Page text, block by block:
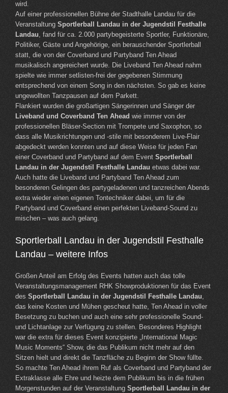
wird.
Auf einer professionellen Bühne der Stadthalle Landau für die
Veranstaltung Sportlerball Landau in der Jugendstil Festhalle
Landau , fand für ca. 2.000 partybegeisterte Sportler, Funktionäre,
Politiker, Gäste und Angehörige, ein berauschender Sportlerball
statt, die von der Coverband und Partyband Ten Ahead
musikalisch angereichert wurde. Die Liveband Ten Ahead nahm
spielte wie immer setlisten-frei der gegebenen Stimmung
entsprechend von einem Song in den nächsten. So gab es keine
ungewollten Tanzpausen auf dem Parkett.
Flankiert wurden die großartigen Sängerinnen und Sänger der
Liveband und Coverband Ten Ahead wie immer von der
professionellen Bläser-Section mit Trompete und Saxophon, so
dass alle Musikrichtungen und -stile mit besonderem Live-Flair
abgedeckt werden konnten und auf diese Weise für jeden Fan
einer Coverband und Partyband auf dem Event Sportlerball
Landau in der Jugendstil Festhalle Landau etwas dabei war.
Auch hatte die Liveband und Partyband Ten Ahead zum
besonderen Gelingen des partygeladenen und tanzreichen Abends
extra wieder einen eigenen Tontechniker dabei, um für die
Partyband und Coverband einen perfekten Liveband-Sound zu
mischen – was auch gelang.
Sportlerball Landau in der Jugendstil Festhalle
Landau – weitere Infos
Großen Anteil am Erfolg des Events hatten auch das tolle
Veranstaltungsmanagement RHK Showproduktionen für das Event
des Sportlerball Landau in der Jugendstil Festhalle Landau,
das keine Kosten und Mühen gescheut hatte, Ten Ahead in voller
Besetzung zu buchen und auch eine sehr professionelle Sound-
und Lichtanlage zur Verfügung zu stellen. Besonderes Highlight
war die extra für dieses Event konzipierte „International Magic
Music Moments“ Show, die das Publikum nicht mehr auf den
Sitzen hielt und direkt die Tanzfläche zu Beginn der Show füllte.
So machte Ten Ahead ihrem Ruf als Coverband und Partyband der
Extraklasse alle Ehre und heizte dem Publikum bis in die frühen
Morgenstunden auf der Veranstaltung Sportlerball Landau in der